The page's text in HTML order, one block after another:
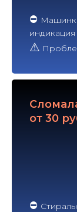
⛔
⚠
от 30
⛔